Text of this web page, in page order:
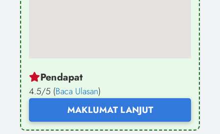
Pendapat
4.5/5 (Baca Ulasan)
MAKLUMAT LANJUT